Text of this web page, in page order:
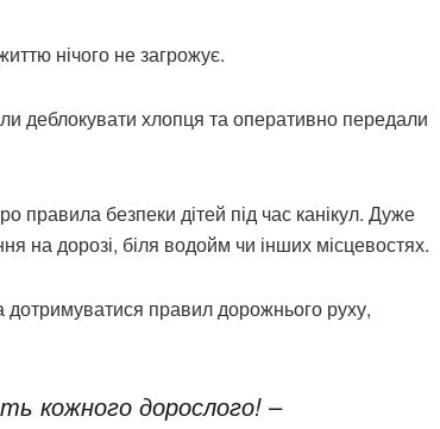
нічого не загрожує.
деблокувати хлопця та оперативно передали
правила безпеки дітей під час канікул. Дуже
на дорозі, біля водойм чи інших місцевостях.
правил дорожнього руху,
кожного дорослого! –